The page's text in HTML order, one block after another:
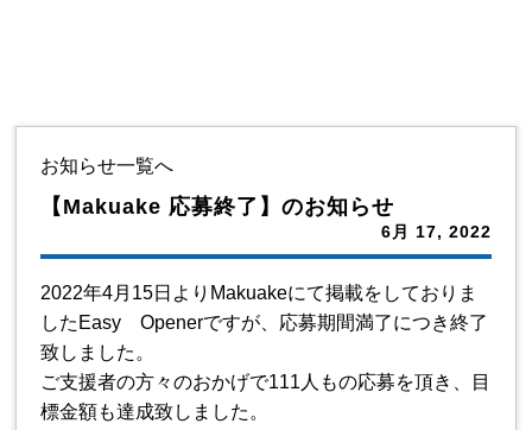
お知らせ一覧へ
【Makuake 応募終了】のお知らせ
6月 17, 2022
2022年4月15日よりMakuakeにて掲載をしておりま
したEasy Openerですが、応募期間満了につき終了
致しました。
ご支援者の方々のおかげで111人もの応募を頂き、目
標金額も達成致しました。